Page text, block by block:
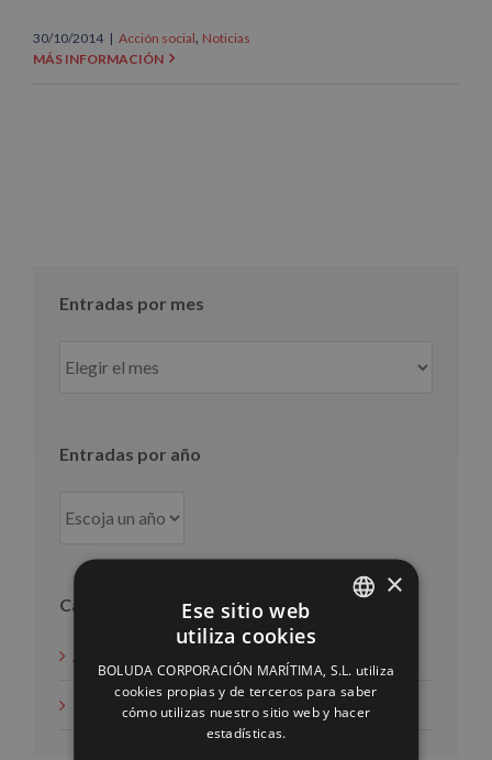
30/10/2014 | Acción social, Noticias
MÁS INFORMACIÓN
Entradas por mes
por
Entradas por año
Categorías
Noticias
ENGLISH
FRENCH
×
Ese sitio web
utiliza cookies
BOLUDA CORPORACIÓN MARÍTIMA, S.L. utiliza
cookies propias y de terceros para saber
cómo utilizas nuestro sitio web y hacer
estadísticas.